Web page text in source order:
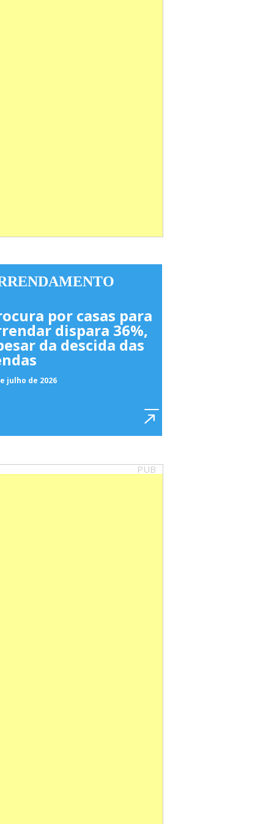
por casas para
dispara 36%,
da descida das
julho de 2026
PUB